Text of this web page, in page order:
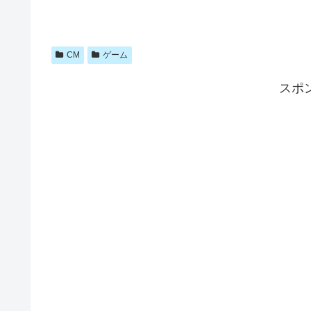
CM ゲーム
スポ